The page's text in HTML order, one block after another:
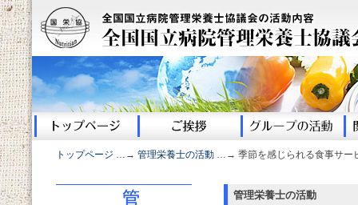
トップページ …→ 管理栄養士の活動 …→ 季節を感じられる食事サー
管理栄養士の活動